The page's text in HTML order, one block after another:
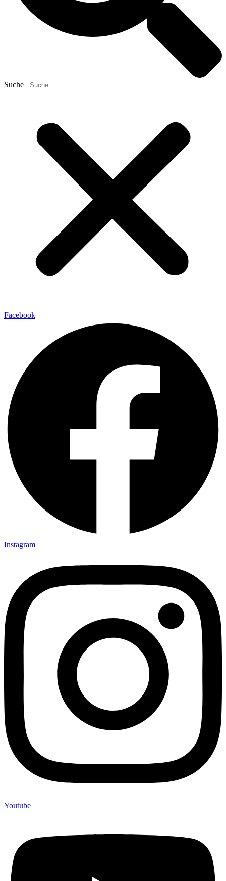
Suche
Facebook
Instagram
Youtube